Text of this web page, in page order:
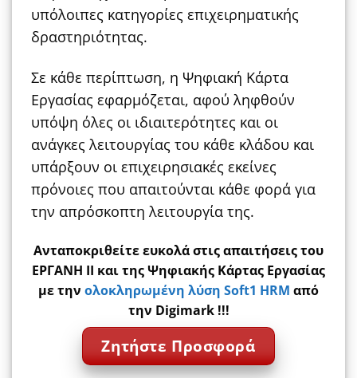
υπόλοιπες κατηγορίες επιχειρηματικής
δραστηριότητας.
Σε κάθε περίπτωση, η Ψηφιακή Κάρτα
Εργασίας εφαρμόζεται, αφού ληφθούν
υπόψη όλες οι ιδιαιτερότητες και οι
ανάγκες λειτουργίας του κάθε κλάδου και
υπάρξουν οι επιχειρησιακές εκείνες
πρόνοιες που απαιτούνται κάθε φορά για
την απρόσκοπτη λειτουργία της.
Ανταποκριθείτε ευκολά στις απαιτήσεις του
ΕΡΓΑΝΗ ΙΙ και της Ψηφιακής Κάρτας Εργασίας
με την ολοκληρωμένη λύση Soft1 HRM από
την Digimark !!!
Ζητήστε Προσφορά